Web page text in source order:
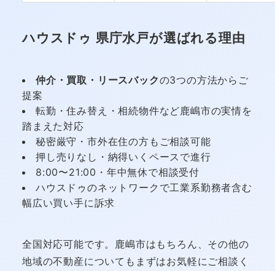
ハウスドゥ 県庁水戸が選ばれる理由
仲介・買取・リースバックの3つの方法からご
提案
転勤・住み替え・相続物件など鹿嶋市の実情を
踏まえた対応
秘密厳守・市外在住の方もご相談可能
押し売りなし・納得いくペースで進行
8:00〜21:00・年中無休で相談受付
ハウスドゥのネットワークで工業系勤務者含む
幅広い買い手に訴求
全国対応可能です。鹿嶋市はもちろん、その他の
地域の不動産についてもまずはお気軽にご相談く